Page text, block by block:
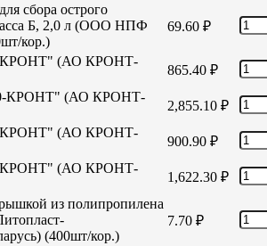
сбора острого
Б, 2,0 л (ООО НПФ
кор.)
69.60 ₽
КРОНТ" (АО КРОНТ-
865.40 ₽
КРОНТ" (АО КРОНТ-
2,855.10 ₽
КРОНТ" (АО КРОНТ-
900.90 ₽
КРОНТ" (АО КРОНТ-
1,622.30 ₽
из полипропилена
(400шт/кор.)
7.70 ₽